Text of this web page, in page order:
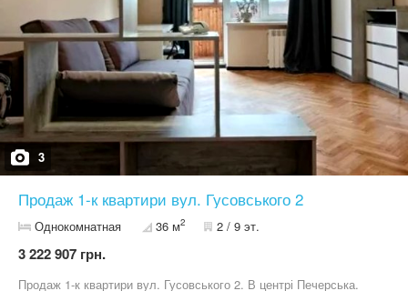
3
Продаж 1-к квартири вул. Гусовського 2
Однокомнатная 36 м2 2 / 9 эт.
3 222 907 грн.
Продаж 1-к квартири вул. Гусовського 2. В центрі Печерська.